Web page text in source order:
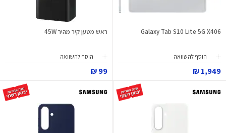
Galaxy Tab S10 Lite 5G X406
הוסף להשוואה
1,949 ₪
ראש מטען קיר מהיר 45W
הוסף להשוואה
99 ₪